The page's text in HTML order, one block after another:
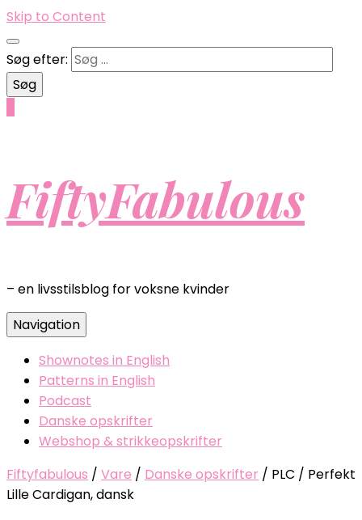
Skip to Content
Søg efter:
FiftyFabulous
– en livsstilsblog for voksne kvinder
Navigation
Shownotes in English
Patterns in English
Podcast
Danske opskrifter
Webshop & strikkeopskrifter
Fiftyfabulous / Vare / Danske opskrifter / PLC / Perfekt
Lille Cardigan, dansk